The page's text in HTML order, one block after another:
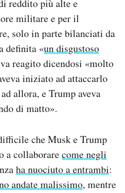
reddito più alte e
militare e per il
solo in parte bilanciati da
definita «un disgustoso
reagito dicendosi «molto
iniziato ad attaccarlo
allora, e Trump aveva
di matto».
che Musk e Trump
a collaborarecome negli
ha nuociuto a entrambi:
andate malissimo, mentre